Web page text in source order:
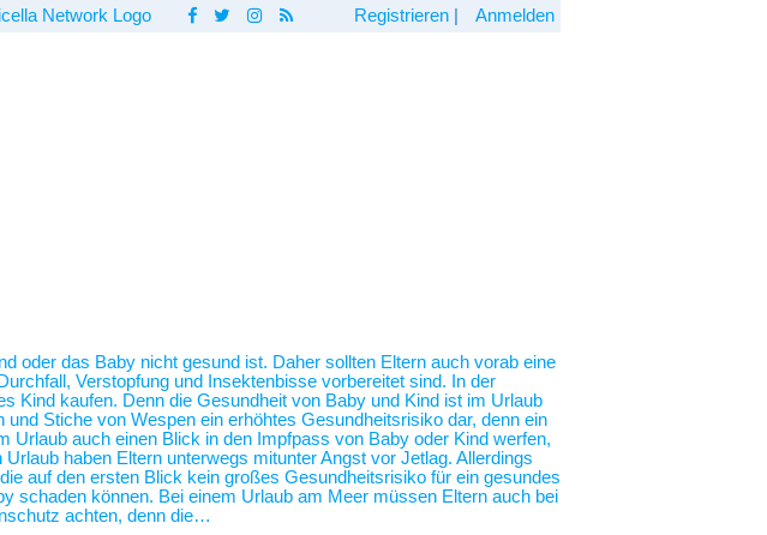
Registrieren Anmelden
oder das Baby nicht gesund ist. Daher sollten Eltern auch vorab eine
Verstopfung und Insektenbisse vorbereitet sind. In der
Kind kaufen. Denn die Gesundheit von Baby und Kind ist im Urlaub
Stiche von Wespen ein erhöhtes Gesundheitsrisiko dar, denn ein
Urlaub auch einen Blick in den Impfpass von Baby oder Kind werfen,
haben Eltern unterwegs mitunter Angst vor Jetlag. Allerdings
auf den ersten Blick kein großes Gesundheitsrisiko für ein gesundes
schaden können. Bei einem Urlaub am Meer müssen Eltern auch bei
achten, denn die…